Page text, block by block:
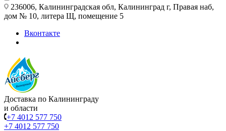
236006, Калининградская обл, Калининград г, Правая наб,
дом № 10, литера Щ, помещение 5
Вконтакте
Доставка по Калининграду
и области
+7 4012 577 750
+7 4012 577 750